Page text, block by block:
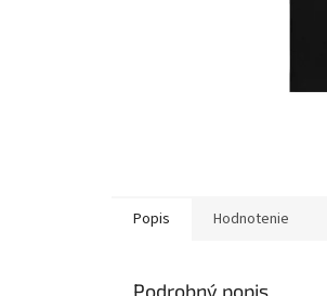
Popis Hodnotenie
Podrobný popis